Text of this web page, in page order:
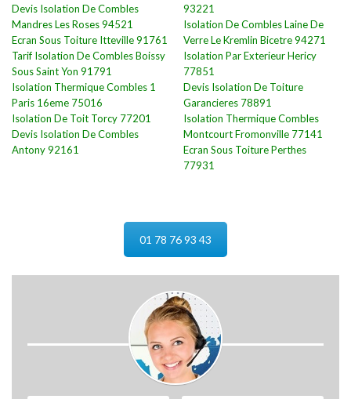
Devis Isolation De Combles
Mandres Les Roses 94521
Ecran Sous Toiture Itteville 91761
Tarif Isolation De Combles Boissy
Sous Saint Yon 91791
Isolation Thermique Combles 1
Paris 16eme 75016
Isolation De Toit Torcy 77201
Devis Isolation De Combles
Antony 92161
93221
Isolation De Combles Laine De
Verre Le Kremlin Bicetre 94271
Isolation Par Exterieur Hericy
77851
Devis Isolation De Toiture
Garancieres 78891
Isolation Thermique Combles
Montcourt Fromonville 77141
Ecran Sous Toiture Perthes
77931
01 78 76 93 43